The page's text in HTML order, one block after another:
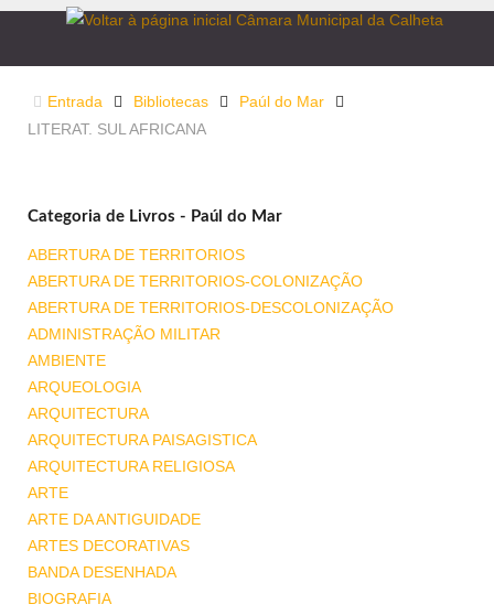
Entrada Bibliotecas
Paúl do Mar
LITERAT. SUL AFRICANA
Categoria de Livros - Paúl do Mar
ABERTURA DE TERRITORIOS
ABERTURA DE TERRITORIOS-COLONIZAÇÃO
ABERTURA DE TERRITORIOS-DESCOLONIZAÇÃO
ADMINISTRAÇÃO MILITAR
AMBIENTE
ARQUEOLOGIA
ARQUITECTURA
ARQUITECTURA PAISAGISTICA
ARQUITECTURA RELIGIOSA
ARTE
ARTE DA ANTIGUIDADE
ARTES DECORATIVAS
BANDA DESENHADA
BIOGRAFIA